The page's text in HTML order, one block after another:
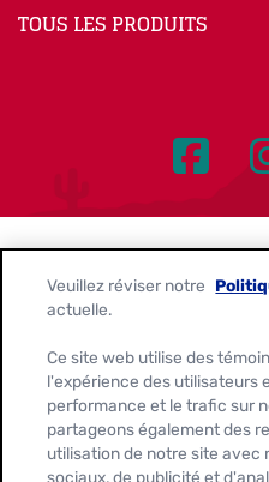
TOUS LES PRODUITS
Avis sur les témoins
Personnaliser les paramètres
Demandes de confidentialité
Conditions d'utilisation
Veuillez réviser notre
actuelle.
Ce site web utilise des
l'expérience des utilisateurs
performance et le trafic sur
partageons également des
utilisation de notre site avec
sociaux, de publicité et